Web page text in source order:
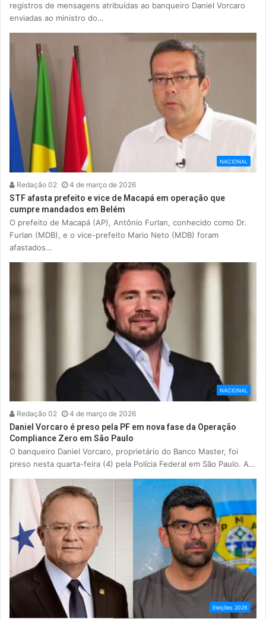
registros de mensagens atribuídas ao banqueiro Daniel Vorcaro
enviadas ao ministro do…
NACIONAL
Redação 02 4 de março de 2026
STF afasta prefeito e vice de Macapá em operação que
cumpre mandados em Belém
O prefeito de Macapá (AP), Antônio Furlan, conhecido como Dr.
Furlan (MDB), e o vice-prefeito Mario Neto (MDB) foram
afastados…
NACIONAL
Redação 02 4 de março de 2026
Daniel Vorcaro é preso pela PF em nova fase da Operação
Compliance Zero em São Paulo
O banqueiro Daniel Vorcaro, proprietário do Banco Master, foi
preso nesta quarta-feira (4) pela Polícia Federal em São Paulo. A…
Eleições 2026